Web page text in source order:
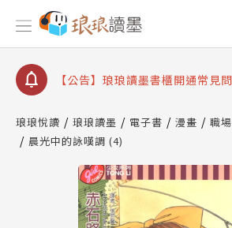
【公告】琅琅書店服務升級重要
查詢
【公告】琅琅讀墨數位閱讀資產
【公告】琅琅讀墨書櫃開通常見
請圖文教學
【公告】琅琅書店服務升級重要
查詢
【公告】琅琅讀墨數位閱讀資產
琅琅悅讀 琅琅讀墨 電子書 漫畫
職
晨光中的詠嘆調 (4)